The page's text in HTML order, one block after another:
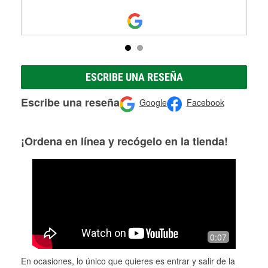
ESCRIBE UNA RESEÑA
Escribe una reseña Google Facebook
¡Ordena en línea y recógelo en la tienda!
0:07
En ocasiones, lo único que quieres es entrar y salir de la